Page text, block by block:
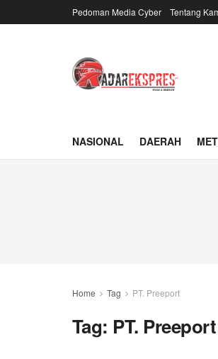
Pedoman Media Cyber Tentang
NASIONAL DAERAH
Home Tag PT. Preeport
Tag: PT. Preeport